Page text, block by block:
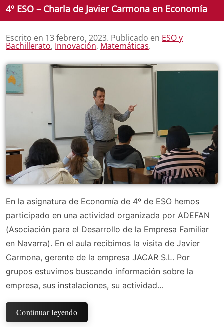
4º ESO – Charla de Javier Carmona en Economía
Escrito en 13 febrero, 2023. Publicado en ESO y
Bachillerato, Innovación, Matemáticas.
En la asignatura de Economía de 4º de ESO hemos
participado en una actividad organizada por ADEFAN
(Asociación para el Desarrollo de la Empresa Familiar
en Navarra). En el aula recibimos la visita de Javier
Carmona, gerente de la empresa JACAR S.L. Por
grupos estuvimos buscando información sobre la
empresa, sus instalaciones, su actividad…
Continuar leyendo